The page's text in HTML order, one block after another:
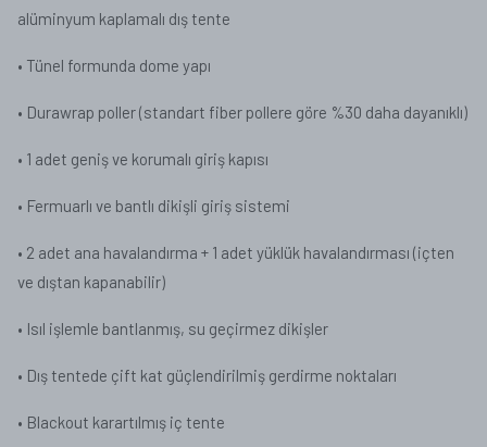
alüminyum kaplamalı dış tente
• Tünel formunda dome yapı
• Durawrap poller (standart fiber pollere göre %30 daha dayanıklı)
• 1 adet geniş ve korumalı giriş kapısı
• Fermuarlı ve bantlı dikişli giriş sistemi
• 2 adet ana havalandırma + 1 adet yüklük havalandırması (içten
ve dıştan kapanabilir)
• Isıl işlemle bantlanmış, su geçirmez dikişler
• Dış tentede çift kat güçlendirilmiş gerdirme noktaları
• Blackout karartılmış iç tente